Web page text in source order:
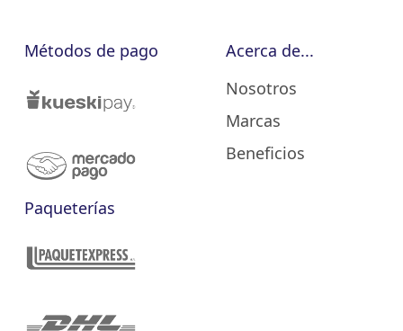
Métodos de pago
Paqueterías
Acerca de...
Nosotros
Marcas
Beneficios